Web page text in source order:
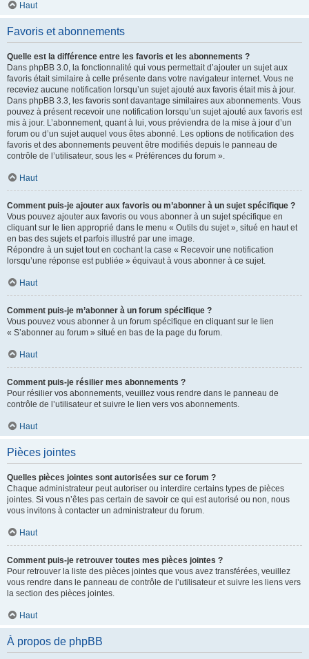
Haut
Favoris et abonnements
Quelle est la différence entre les favoris et les abonnements ?
Dans phpBB 3.0, la fonctionnalité qui vous permettait d’ajouter un sujet aux
favoris était similaire à celle présente dans votre navigateur internet. Vous ne
receviez aucune notification lorsqu’un sujet ajouté aux favoris était mis à jour.
Dans phpBB 3.3, les favoris sont davantage similaires aux abonnements. Vous
pouvez à présent recevoir une notification lorsqu’un sujet ajouté aux favoris est
mis à jour. L’abonnement, quant à lui, vous préviendra de la mise à jour d’un
forum ou d’un sujet auquel vous êtes abonné. Les options de notification des
favoris et des abonnements peuvent être modifiés depuis le panneau de
contrôle de l’utilisateur, sous les « Préférences du forum ».
Haut
Comment puis-je ajouter aux favoris ou m’abonner à un sujet spécifique ?
Vous pouvez ajouter aux favoris ou vous abonner à un sujet spécifique en
cliquant sur le lien approprié dans le menu « Outils du sujet », situé en haut et
en bas des sujets et parfois illustré par une image.
Répondre à un sujet tout en cochant la case « Recevoir une notification
lorsqu’une réponse est publiée » équivaut à vous abonner à ce sujet.
Haut
Comment puis-je m’abonner à un forum spécifique ?
Vous pouvez vous abonner à un forum spécifique en cliquant sur le lien
« S’abonner au forum » situé en bas de la page du forum.
Haut
Comment puis-je résilier mes abonnements ?
Pour résilier vos abonnements, veuillez vous rendre dans le panneau de
contrôle de l’utilisateur et suivre le lien vers vos abonnements.
Haut
Pièces jointes
Quelles pièces jointes sont autorisées sur ce forum ?
Chaque administrateur peut autoriser ou interdire certains types de pièces
jointes. Si vous n’êtes pas certain de savoir ce qui est autorisé ou non, nous
vous invitons à contacter un administrateur du forum.
Haut
Comment puis-je retrouver toutes mes pièces jointes ?
Pour retrouver la liste des pièces jointes que vous avez transférées, veuillez
vous rendre dans le panneau de contrôle de l’utilisateur et suivre les liens vers
la section des pièces jointes.
Haut
À propos de phpBB